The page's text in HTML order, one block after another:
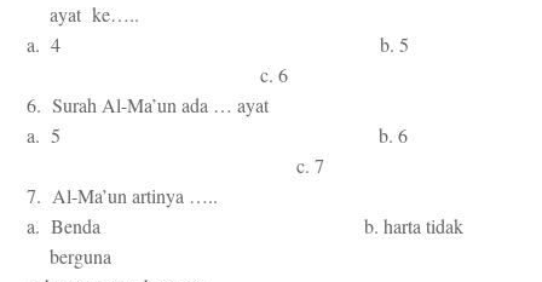
ayat ke…..
a. 4 b. 5
c. 6
6. Surah Al-Ma’un ada … ayat
a. 5 b. 6
c. 7
7. Al-Ma’un artinya …..
a. Benda b. harta tidak
berguna